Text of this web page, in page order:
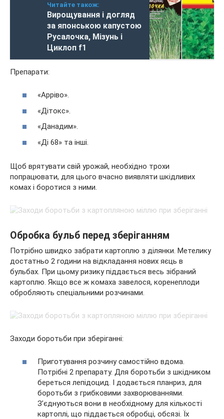
Читайте також:
Вирощування і догляд
за японською капустою
Русалочка, Мізунь і
Циклоп f1
Препарати:
«Арріво».
«Дітокс».
«Данадим».
«Ді 68» та інші.
Щоб врятувати свій урожай, необхідно трохи
попрацювати, для цього вчасно виявляти шкідливих
комах і боротися з ними.
Обробка бульб перед зберіганням
Потрібно швидко забрати картоплю з ділянки. Метелику
достатньо 2 години на відкладання нових яєць в
бульбах. При цьому ризику піддається весь зібраний
картоплю. Якщо все ж комаха завелося, коренеплоди
обробляють спеціальними розчинами.
Заходи боротьби при зберіганні:
Приготування розчину самостійно вдома.
Потрібні 2 препарату. Для боротьби з шкідником
береться лепідоцид. І додається планриз, для
боротьби з грибковими захворюваннями.
З’єднуються вони в необхідному для кількості
картоплі, що піддається обробці, обсязі. Їх